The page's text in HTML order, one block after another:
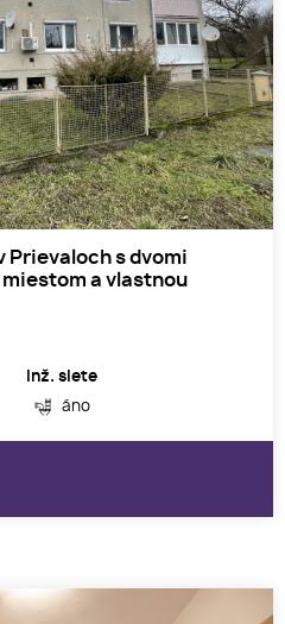
Prievaloch s dvomi
a vlastnou
Inž. siete
áno